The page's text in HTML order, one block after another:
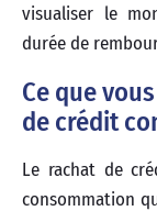
visualiser le
durée de
Ce que
de crédit
Le rachat de
consommation